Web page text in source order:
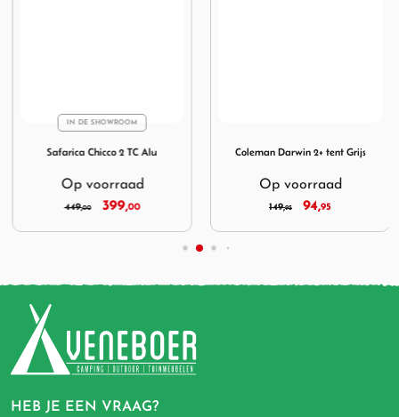
Afbeelding Safarica Chicco 2 TC Alu
IN DE SHOWROOM
Safarica Chicco 2 TC Alu
Op voorraad
449,00 399,00
Coleman Darwin 2+ tent Grijs
Op voorraad
149,95 94,95
HEB JE EEN VRAAG?